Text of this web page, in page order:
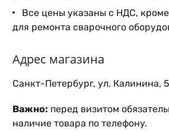
Все цены указаны с НДС,
для ремонта сварочного
Адрес магазина
Санкт-Петербург, ул. Калинина,
Важно: перед визитом
наличие товара по телефону.